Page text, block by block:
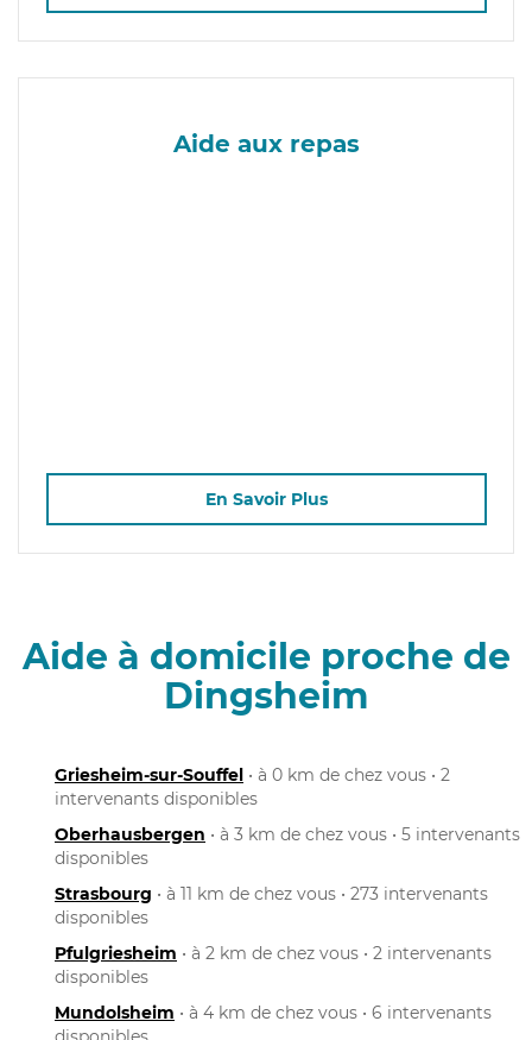
Aide aux repas
En Savoir Plus
Aide à domicile proche de
Dingsheim
Griesheim-sur-Souffel • à 0 km de chez vous • 2
intervenants disponibles
Oberhausbergen • à 3 km de chez vous • 5 intervenants
disponibles
Strasbourg • à 11 km de chez vous • 273 intervenants
disponibles
Pfulgriesheim • à 2 km de chez vous • 2 intervenants
disponibles
Mundolsheim • à 4 km de chez vous • 6 intervenants